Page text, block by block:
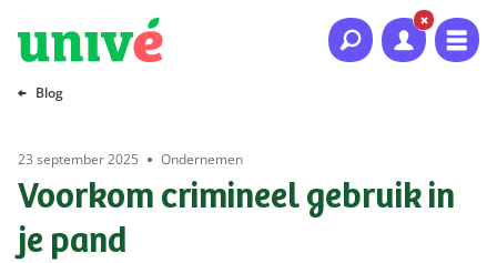
Naar hoofdinhoud
Naar hoofdnavigatie
Naar footer
Blog
23 september 2025 Ondernemen
Voorkom crimineel gebruik in
je pand